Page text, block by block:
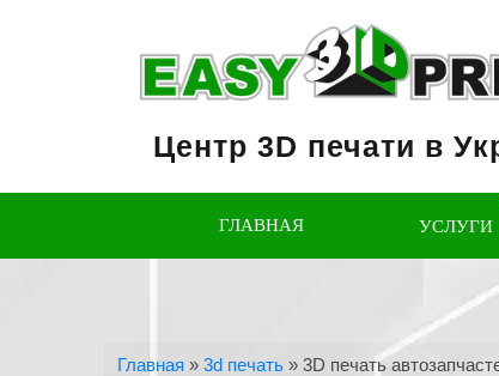
Центр 3D печати в
ГЛАВНАЯ УСЛУГИ
Главная »3d печать »3D печать